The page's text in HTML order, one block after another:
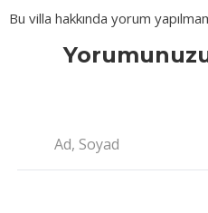
Bu villa hakkında yorum
Ad, Soyad